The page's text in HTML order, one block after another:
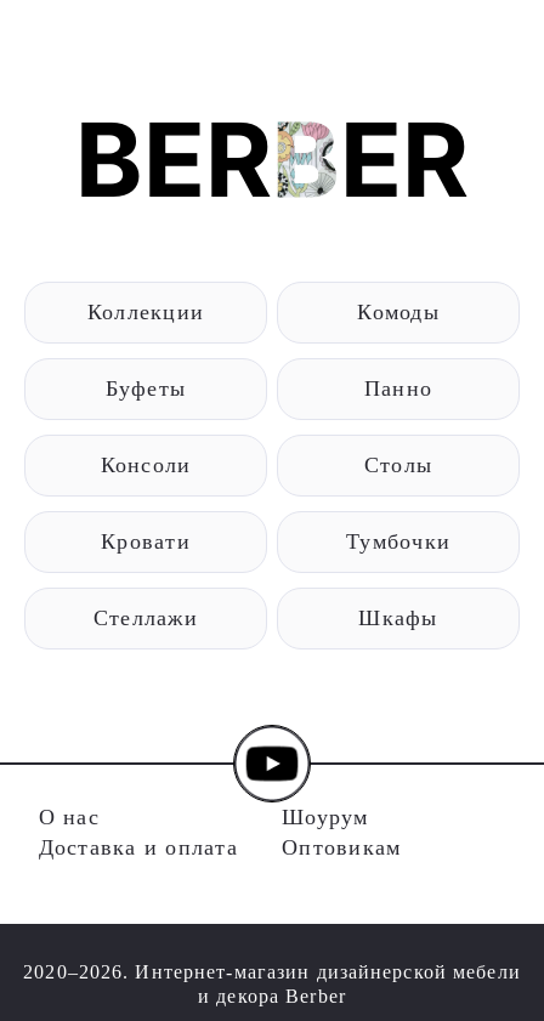
BERBER
Коллекции Комоды
Буфеты Панно
Консоли Столы
Кровати Тумбочки
Стеллажи Шкафы
О нас
Доставка и оплата
Шоурум
Оптовикам
2020–2026. Интернет-магазин дизайнерской мебели
и декора Berber